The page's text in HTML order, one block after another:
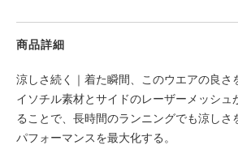
商品詳細
涼しさ続く｜着た瞬間、このウエアの良さ
イソチル素材とサイドのレーザーメッシュ
ることで、長時間のランニングでも涼しさ
パフォーマンスを最大化する。